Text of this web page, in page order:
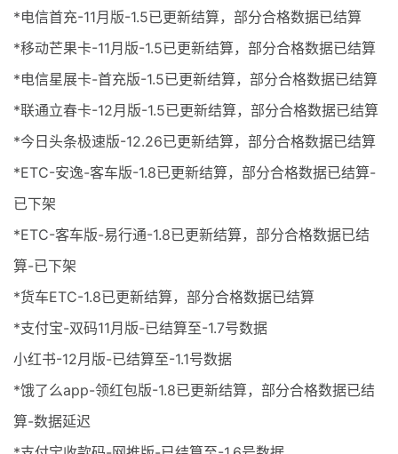
*电信首充-11月版-1.5已更新结算，部分合格数据已结算
*移动芒果卡-11月版-1.5已更新结算，部分合格数据已结算
*电信星展卡-首充版-1.5已更新结算，部分合格数据已结算
*联通立春卡-12月版-1.5已更新结算，部分合格数据已结算
*今日头条极速版-12.26已更新结算，部分合格数据已结算
*ETC-安逸-客车版-1.8已更新结算，部分合格数据已结算-
已下架
*ETC-客车版-易行通-1.8已更新结算，部分合格数据已结
算-已下架
*货车ETC-1.8已更新结算，部分合格数据已结算
*支付宝-双码11月版-已结算至-1.7号数据
小红书-12月版-已结算至-1.1号数据
*饿了么app-领红包版-1.8已更新结算，部分合格数据已结
算-数据延迟